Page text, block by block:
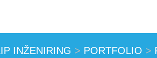
INŽENIRING > PORTFOLIO >